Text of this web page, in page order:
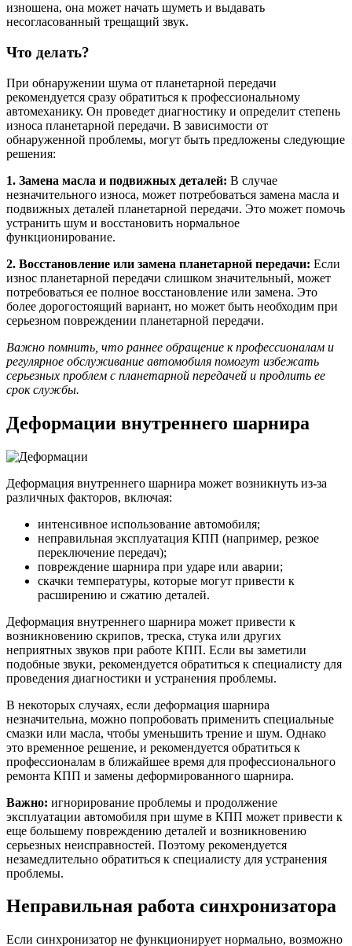
изношена, она может начать шуметь и выдавать
несогласованный трещащий звук.
Что делать?
При обнаружении шума от планетарной передачи
рекомендуется сразу обратиться к профессиональному
автомеханику. Он проведет диагностику и определит степень
износа планетарной передачи. В зависимости от
обнаруженной проблемы, могут быть предложены следующие
решения:
1. Замена масла и подвижных деталей: В случае
незначительного износа, может потребоваться замена масла и
подвижных деталей планетарной передачи. Это может помочь
устранить шум и восстановить нормальное
функционирование.
2. Восстановление или замена планетарной передачи: Если
износ планетарной передачи слишком значительный, может
потребоваться ее полное восстановление или замена. Это
более дорогостоящий вариант, но может быть необходим при
серьезном повреждении планетарной передачи.
Важно помнить, что раннее обращение к профессионалам и
регулярное обслуживание автомобиля помогут избежать
серьезных проблем с планетарной передачей и продлить ее
срок службы.
Деформации внутреннего шарнира
Деформация внутреннего шарнира может возникнуть из-за
различных факторов, включая:
интенсивное использование автомобиля;
неправильная эксплуатация КПП (например, резкое
переключение передач);
повреждение шарнира при ударе или аварии;
скачки температуры, которые могут привести к
расширению и сжатию деталей.
Деформация внутреннего шарнира может привести к
возникновению скрипов, треска, стука или других
неприятных звуков при работе КПП. Если вы заметили
подобные звуки, рекомендуется обратиться к специалисту для
проведения диагностики и устранения проблемы.
В некоторых случаях, если деформация шарнира
незначительна, можно попробовать применить специальные
смазки или масла, чтобы уменьшить трение и шум. Однако
это временное решение, и рекомендуется обратиться к
профессионалам в ближайшее время для профессионального
ремонта КПП и замены деформированного шарнира.
Важно: игнорирование проблемы и продолжение
эксплуатации автомобиля при шуме в КПП может привести к
еще большему повреждению деталей и возникновению
серьезных неисправностей. Поэтому рекомендуется
незамедлительно обратиться к специалисту для устранения
проблемы.
Неправильная работа синхронизатора
Если синхронизатор не функционирует нормально, возможно